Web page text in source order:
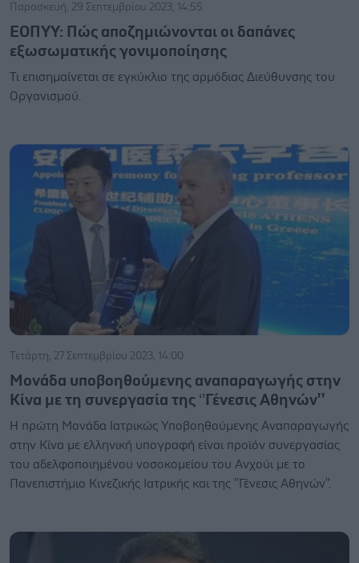
Παρασκευή, 29 Σεπτεμβρίου 2023, 14:55
ΕΟΠΥΥ: Πώς αποζημιώνονται οι δαπάνες
εξωσωματικής γονιμοποίησης
Τι επισημαίνεται σε εγκύκλιο της αρμόδιας Διεύθυνσης του
Οργανισμού.
Τετάρτη, 27 Σεπτεμβρίου 2023, 14:00
Μονάδα υποβοηθούμενης αναπαραγωγής στην
Κίνα με τη συνεργασία της ‘’Γένεσις Αθηνών''
Η πρώτη Μονάδα Ιατρικώς Υποβοηθούμενης Αναπαραγωγής
στην Κίνα με ελληνική υπογραφή είναι προϊόν συνεργασίας
του αδελφοποιημένου νοσοκομείου του Ανχούι με το
Πανεπιστήμιο Κινεζικής Ιατρικής και της ''Γένεσις Αθηνών''.